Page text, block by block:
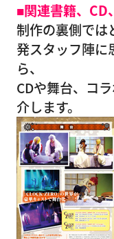
■関連書籍、CD
制作の裏側では
発スタッフ陣に
ら、
CDや舞台、コ
介します。